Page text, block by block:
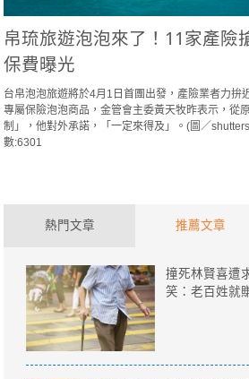
帛琉旅遊泡泡來了！11家產
保費曝光
台帛泡泡旅遊將於4月1日首團出發，產險業者力拚
專屬保險泡泡商品，金管會主委黃天牧昨表示，從
制」，他對外承諾，「一定來得及」。(圖／
數:6301
熱門文章 推薦文章
撞死林賢喜遭
笑：老百姓就